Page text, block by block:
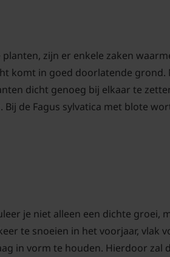
zijn er enkele zaken
komt in goed doorlatende
dicht genoeg bij elkaar te
de Fagus sylvatica met blote
je niet alleen een dichte groei,
te snoeien in het voorjaar, vlak
in vorm te houden. Hierdoor